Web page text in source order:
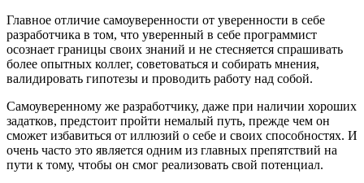
Главное отличие самоуверенности от уверенности в себе
разработчика в том, что уверенный в себе программист
осознает границы своих знаний и не стесняется спрашивать
более опытных коллег, советоваться и собирать мнения,
валидировать гипотезы и проводить работу над собой.
Самоуверенному же разработчику, даже при наличии хороших
задатков, предстоит пройти немалый путь, прежде чем он
сможет избавиться от иллюзий о себе и своих способностях. И
очень часто это является одним из главных препятствий на
пути к тому, чтобы он смог реализовать свой потенциал.